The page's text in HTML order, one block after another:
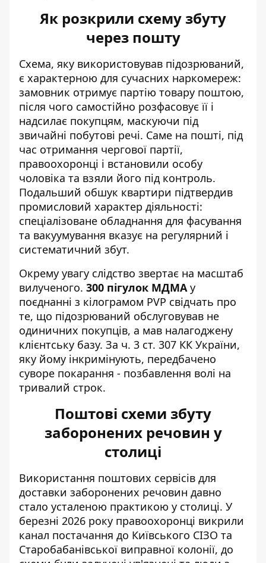
Як розкрили схему збуту
через пошту
Схема, яку використовував підозрюваний,
є характерною для сучасних наркомереж:
замовник отримує партію товару поштою,
після чого самостійно розфасовує її і
надсилає покупцям, маскуючи під
звичайні побутові речі. Саме на пошті, під
час отримання чергової партії,
правоохоронці і встановили особу
чоловіка та взяли його під контроль.
Подальший обшук квартири підтвердив
промисловий характер діяльності:
спеціалізоване обладнання для фасування
та вакуумування вказує на регулярний і
систематичний збут.
Окрему увагу слідство звертає на масштаб
вилученого. 300 пігулок МДМАу
поєднанні з кілограмом PVP свідчать про
те, що підозрюваний обслуговував не
одиничних покупців, а мав налагоджену
клієнтську базу. За ч. 3 ст. 307 КК України,
яку йому інкримінують, передбачено
суворе покарання - позбавлення волі на
тривалий строк.
Поштові схеми збуту
заборонених речовин у
столиці
Використання поштових сервісів для
доставки заборонених речовин давно
стало усталеною практикою у столиці. У
березні 2026 року правоохоронці викрили
канал постачання до Київського СІЗО та
Старобабанівської виправної колонії, до